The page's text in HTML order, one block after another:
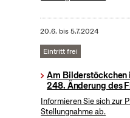
20.6. bis5.7.2024
Eintritt frei
Am Bilderstöckchen
248. Änderung des
Informieren Sie sich zur
Stellungnahme ab.